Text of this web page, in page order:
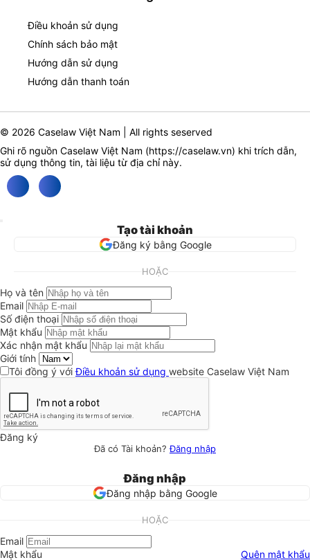
Điều khoản sử dụng
Chính sách bảo mật
Hướng dẫn sử dụng
Hướng dẫn thanh toán
© 2026 Caselaw Việt Nam | All rights seserved
Ghi rõ nguồn Caselaw Việt Nam (https://caselaw.vn) khi trích dẫn,
sử dụng thông tin, tài liệu từ địa chỉ này.
Tạo tài khoản
Đăng ký bằng Google
HOẶC
Họ và tên
Email
Số điện thoại
Mật khẩu
Xác nhận mật khẩu
Giới tính
Tôi đồng ý vớiĐiều khoản sử dụng website Caselaw Việt Nam
Đăng ký
Đã có Tài khoản?Đăng nhập
Đăng nhập
Đăng nhập bằng Google
HOẶC
Email
Mật khẩu
Quên mật khẩu